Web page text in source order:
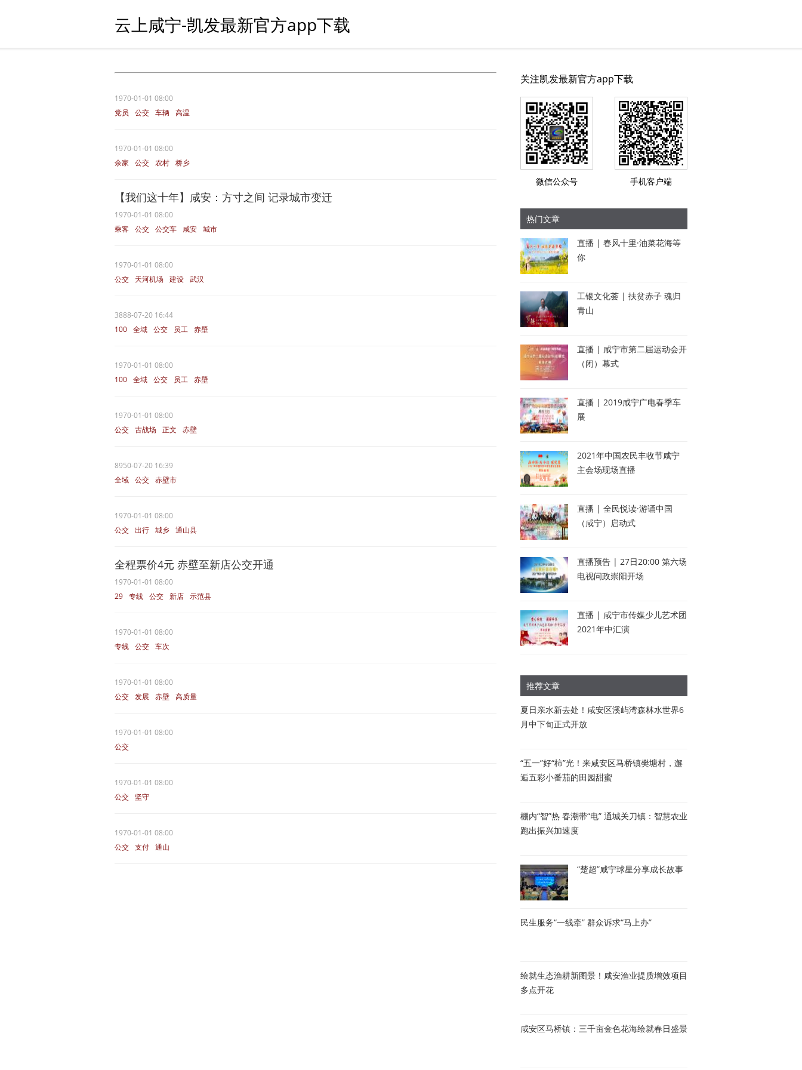
云上咸宁-凯发最新官方app下载
1970-01-01 08:00
党员
公交 车辆 高温
1970-01-01 08:00
余家
公交 农村 桥乡
【我们这十年】咸安：方寸之间 记录城市变迁
1970-01-01 08:00
乘客 公交 公交车 咸安 城市
1970-01-01 08:00
公交
天河机场 建设 武汉
3888-07-20 16:44
100 全域 公交 员工 赤壁
1970-01-01 08:00
100 全域 公交 员工 赤壁
1970-01-01 08:00
公交 古战场 正文 赤壁
8950-07-20 16:39
全域 公交 赤壁市
1970-01-01 08:00
公交 出行 城乡 通山县
全程票价4元 赤壁至新店公交开通
1970-01-01 08:00
29 专线 公交 新店 示范县
1970-01-01 08:00
专线 公交 车次
1970-01-01 08:00
公交 发展 赤壁 高质量
1970-01-01 08:00
公交
1970-01-01 08:00
公交
坚守
1970-01-01 08:00
公交 支付 通山
关注凯发最新官方app下载
微信公众号 手机客户端
热门文章
直播 | 春风十里·油菜花海等
你
工银文化荟 | 扶贫赤子 魂归
青山
直播 | 咸宁市第二届运动会开
（闭）幕式
直播 | 2019咸宁广电春季车
展
2021年中国农民丰收节咸宁
主会场现场直播
直播 | 全民悦读·游诵中国
（咸宁）启动式
直播预告 | 27日20:00 第六场
电视问政崇阳开场
直播 | 咸宁市传媒少儿艺术团
2021年中汇演
推荐文章
夏日亲水新去处！咸安区溪屿湾森林水世界6
月中下旬正式开放
“五一”好“柿”光！来咸安区马桥镇樊塘村，邂
逅五彩小番茄的田园甜蜜
棚内“智”热 春潮带“电” 通城关刀镇：智慧农业
跑出振兴加速度
“楚超”咸宁球星分享成长故事
民生服务“一线牵” 群众诉求“马上办”
绘就生态渔耕新图景！咸安渔业提质增效项目
多点开花
咸安区马桥镇：三千亩金色花海绘就春日盛景